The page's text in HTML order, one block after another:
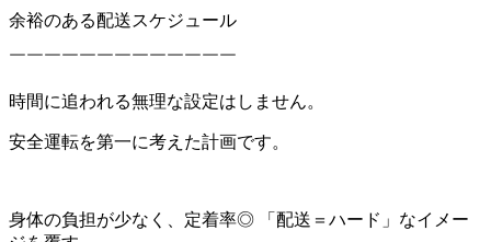
余裕のある配送スケジュール
￣￣￣￣￣￣￣￣￣￣￣￣￣
時間に追われる無理な設定はしません。
安全運転を第一に考えた計画です。
身体の負担が少なく、定着率◎ 「配送＝ハード」なイメー